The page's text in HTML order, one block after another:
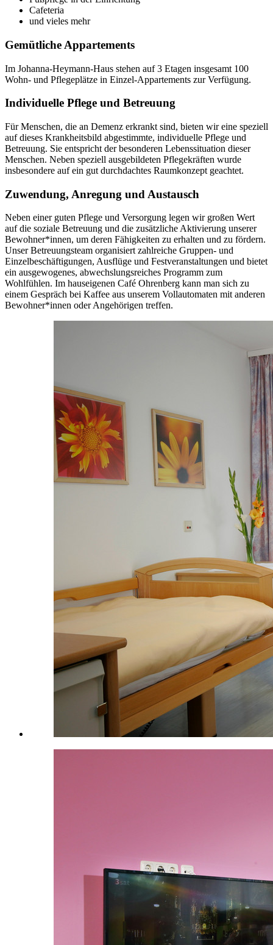
Cafeteria
und vieles mehr
Gemütliche Appartements
Im Johanna-Heymann-Haus stehen auf 3 Etagen insgesamt 100
Wohn- und Pflegeplätze in Einzel-Appartements zur Verfügung.
Individuelle Pflege und Betreuung
Für Menschen, die an Demenz erkrankt sind, bieten wir eine speziell
auf dieses Krankheitsbild abgestimmte, individuelle Pflege und
Betreuung. Sie entspricht der besonderen Lebenssituation dieser
Menschen. Neben speziell ausgebildeten Pflegekräften wurde
insbesondere auf ein gut durchdachtes Raumkonzept geachtet.
Zuwendung, Anregung und Austausch
Neben einer guten Pflege und Versorgung legen wir großen Wert
auf die soziale Betreuung und die zusätzliche Aktivierung unserer
Bewohner*innen, um deren Fähigkeiten zu erhalten und zu fördern.
Unser Betreuungsteam organisiert zahlreiche Gruppen- und
Einzelbeschäftigungen, Ausflüge und Festveranstaltungen und bietet
ein ausgewogenes, abwechslungsreiches Programm zum
Wohlfühlen. Im hauseigenen Café Ohrenberg kann man sich zu
einem Gespräch bei Kaffee aus unserem Vollautomaten mit anderen
Bewohner*innen oder Angehörigen treffen.